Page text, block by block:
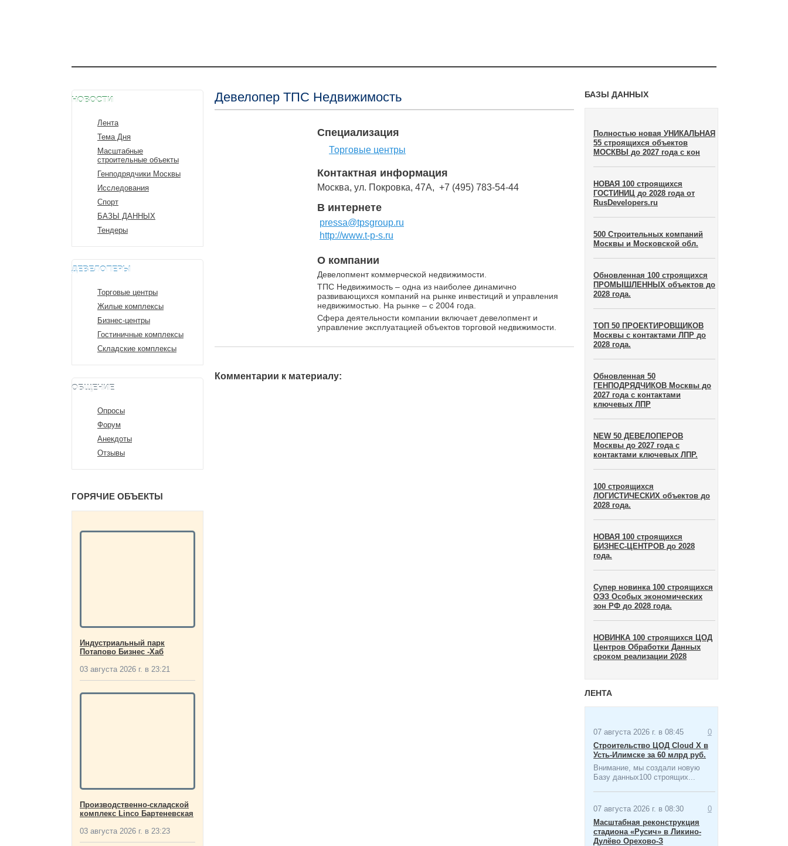
НОВОСТИ
Лента
Тема Дня
Масштабные
строительные объекты
Генподрядчики Москвы
Исследования
Спорт
БАЗЫ ДАННЫХ
Тендеры
ДЕВЕЛОПЕРЫ
Торговые центры
Жилые комплексы
Бизнес-центры
Гостиничные комплексы
Складские комплексы
ОБЩЕНИЕ
Опросы
Форум
Анекдоты
Отзывы
ГОРЯЧИЕ ОБЪЕКТЫ
Индустриальный парк
Потапово Бизнес -Хаб
03 августа 2026 г. в 23:21
Производственно-складской
комплекс Linco Бартеневская
03 августа 2026 г. в 23:23
БАЗЫ ДАННЫХ
Полностью новая УНИКАЛЬНАЯ
55 строящихся объектов
МОСКВЫ до 2027 года с кон
НОВАЯ 100 строящихся
ГОСТИНИЦ до 2028 года от
RusDevelopers.ru
500 Строительных компаний
Москвы и Московской обл.
Обновленная 100 строящихся
ПРОМЫШЛЕННЫХ объектов до
2028 года.
ТОП 50 ПРОЕКТИРОВЩИКОВ
Москвы с контактами ЛПР до
2028 года.
Обновленная 50
ГЕНПОДРЯДЧИКОВ Москвы до
2027 года с контактами
ключевых ЛПР
NEW 50 ДЕВЕЛОПЕРОВ
Москвы до 2027 года с
контактами ключевых ЛПР.
100 строящихся
ЛОГИСТИЧЕСКИХ объектов до
2028 года.
НОВАЯ 100 строящихся
БИЗНЕС-ЦЕНТРОВ до 2028
года.
Супер новинка 100 строящихся
ОЭЗ Особых экономических
зон​ РФ до 2028 года.
НОВИНКА 100 строящихся ЦОД
Центров Обработки Данных
сроком реализации 2028
ЛЕНТА
07 августа 2026 г. в 08:45
0
Строительство ЦОД Cloud X в
Усть-Илимске за 60 млрд руб.
Внимание, мы создали новую
Базу данных100 строящих...
07 августа 2026 г. в 08:30
0
Масштабная ​реконструкция
стадиона «Русич» в Ликино-
Дулёво Орехово-З
Девелопер ТПС Недвижимость
Специализация
Торговые центры
Контактная информация
Москва, ул. Покровка, 47А, +7 (495) 783-54-44
В интернете
pressa@tpsgroup.ru
http://www.t-p-s.ru
О компании
Девелопмент коммерческой недвижимости.
ТПС Недвижимость – одна из наиболее динамично
развивающихся компаний на рынке инвестиций и управления
недвижимостью. На рынке – с 2004 года.
Сфера деятельности компании включает девелопмент и
управление эксплуатацией объектов торговой недвижимости.
Комментарии к материалу: